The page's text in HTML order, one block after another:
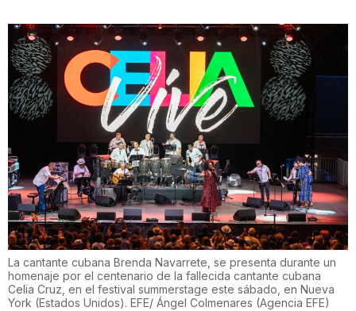
La cantante cubana Brenda Navarrete, se presenta durante un
homenaje por el centenario de la fallecida cantante cubana
Celia Cruz, en el festival summerstage este sábado, en Nueva
York (Estados Unidos). EFE/ Ángel Colmenares (Agencia EFE)